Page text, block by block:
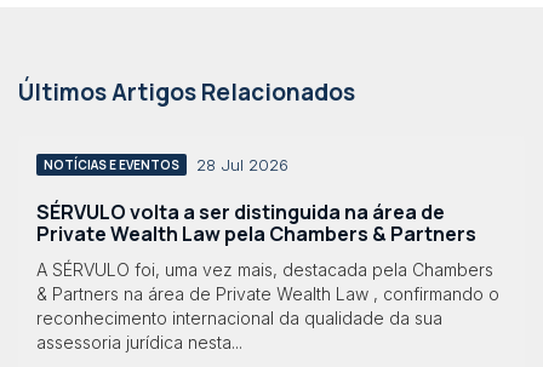
Últimos Artigos Relacionados
NOTÍCIAS E EVENTOS 28 Jul 2026
SÉRVULO volta a ser distinguida na área de
Private Wealth Law pela Chambers & Partners
A SÉRVULO foi, uma vez mais, destacada pela Chambers
& Partners na área de Private Wealth Law , confirmando o
reconhecimento internacional da qualidade da sua
assessoria jurídica nesta...